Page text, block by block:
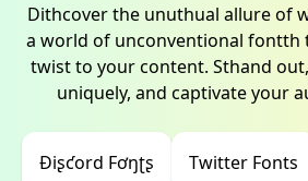
Dithcover the unuthual allure of
a world of unconventional fontth
twist to your content. Sthand
uniquely, and captivate your
Ɖiʂƈord Fơŋʈʂ Twitter Fonts